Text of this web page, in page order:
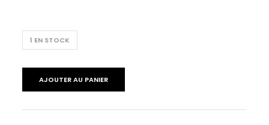
1 EN STOCK
AJOUTER AU PANIER